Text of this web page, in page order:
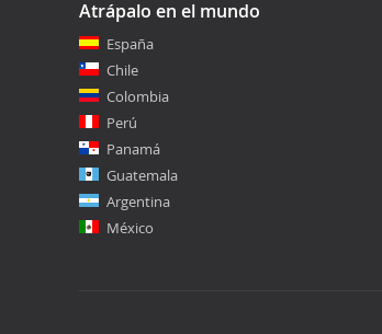
Atrápalo en el mundo
España
Chile
Colombia
Perú
Panamá
Guatemala
Argentina
México